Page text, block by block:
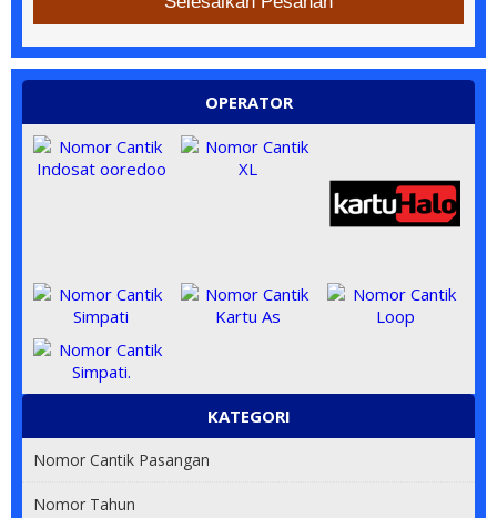
OPERATOR
KATEGORI
Nomor Cantik Pasangan
Nomor Tahun